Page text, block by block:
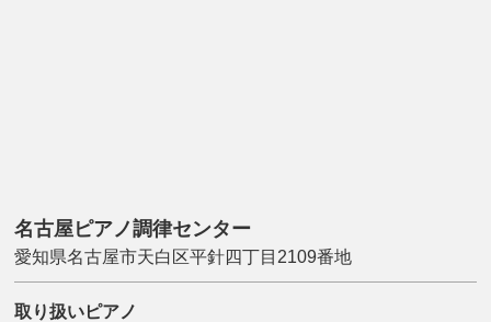
名古屋ピアノ調律センター
愛知県名古屋市天白区平針四丁目2109番地
取り扱いピアノ